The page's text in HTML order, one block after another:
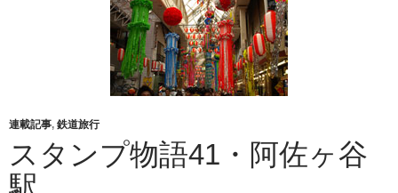
連載記事, 鉄道旅行
スタンプ物語41・阿佐ヶ谷
駅